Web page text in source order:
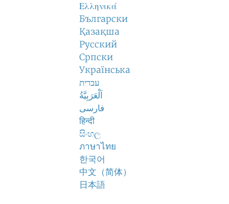
Ελληνικά
Български
Қазақша
Русский
Српски
Українська
עברית
اَلْعَرَبِيَّةُ
فارسی
हिन्दी
සිංහල
ภาษาไทย
한국어
中文（简体）
日本語